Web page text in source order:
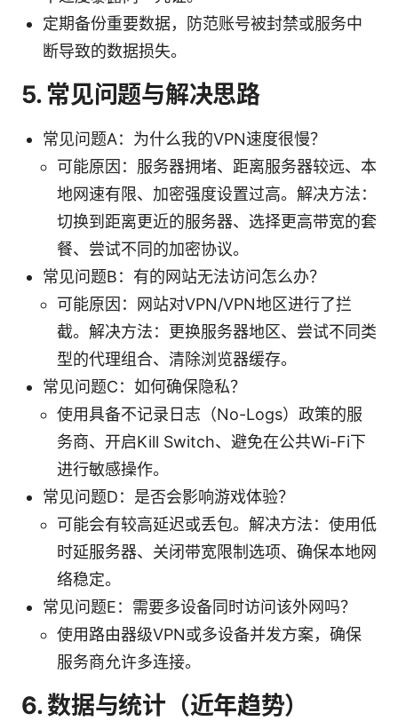
定期备份重要数据，防范账号被封禁或服务中
断导致的数据损失。
5. 常见问题与解决思路
常见问题A：为什么我的VPN速度很慢？
可能原因：服务器拥堵、距离服务器较远、本
地网速有限、加密强度设置过高。解决方法：
切换到距离更近的服务器、选择更高带宽的套
餐、尝试不同的加密协议。
常见问题B：有的网站无法访问怎么办？
可能原因：网站对VPN/VPN地区进行了拦
截。解决方法：更换服务器地区、尝试不同类
型的代理组合、清除浏览器缓存。
常见问题C：如何确保隐私？
使用具备不记录日志（No-Logs）政策的服
务商、开启Kill Switch、避免在公共Wi-Fi下
进行敏感操作。
常见问题D：是否会影响游戏体验？
可能会有较高延迟或丢包。解决方法：使用低
时延服务器、关闭带宽限制选项、确保本地网
络稳定。
常见问题E：需要多设备同时访问该外网吗？
使用路由器级VPN或多设备并发方案，确保
服务商允许多连接。
6. 数据与统计（近年趋势）